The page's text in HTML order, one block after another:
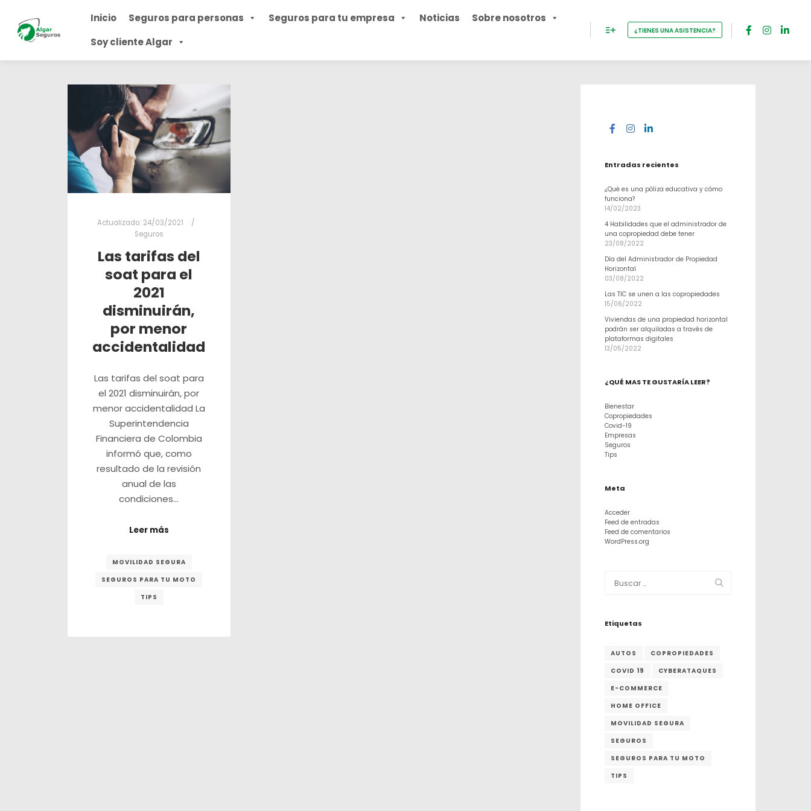
Inicio Seguros para personas Seguros para tu empresa Noticias
Sobre nosotros
Soy cliente Algar
¿TIENES UNA ASISTENCIA?
Actualizado: 24/03/2021
Seguros
Las tarifas del
soat para el
2021
disminuirán,
por menor
accidentalidad
Las tarifas del soat para
el 2021 disminuirán, por
menor accidentalidad La
Superintendencia
Financiera de Colombia
informó que, como
resultado de la revisión
anual de las
condiciones…
Leer más
MOVILIDAD SEGURA
SEGUROS PARA TU MOTO
TIPS
Entradas recientes
¿Qué es una póliza educativa y cómo
funciona?
14/02/2023
4 Habilidades que el administrador de
una copropiedad debe tener
23/08/2022
Día del Administrador de Propiedad
Horizontal
03/08/2022
Las TIC se unen a las copropiedades
15/06/2022
Viviendas de una propiedad horizontal
podrán ser alquiladas a través de
plataformas digitales
13/05/2022
¿QUÉ MAS TE GUSTARÍA LEER?
Bienestar
Copropiedades
Covid-19
Empresas
Seguros
Tips
Meta
Acceder
Feed de entradas
Feed de comentarios
WordPress.org
Etiquetas
AUTOS
COPROPIEDADES
COVID 19
CYBERATAQUES
E-COMMERCE
HOME OFFICE
MOVILIDAD SEGURA
SEGUROS
SEGUROS PARA TU MOTO
TIPS